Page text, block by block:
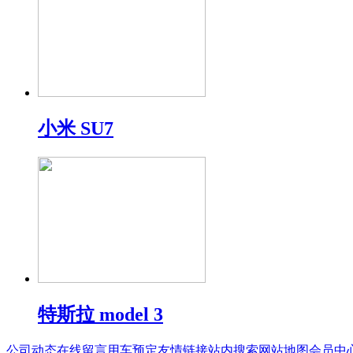
小米 SU7
特斯拉 model 3
公司动态在线留言用车预定友情链接站内搜索网站地图会员中